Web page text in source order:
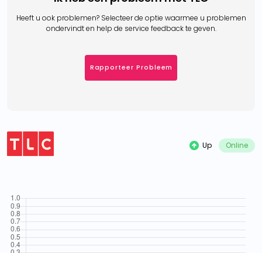
Heeft u ook problemen? Selecteer de optie waarmee u problemen
ondervindt en help de service feedback te geven.
Rapporteer Probleem
Up Online